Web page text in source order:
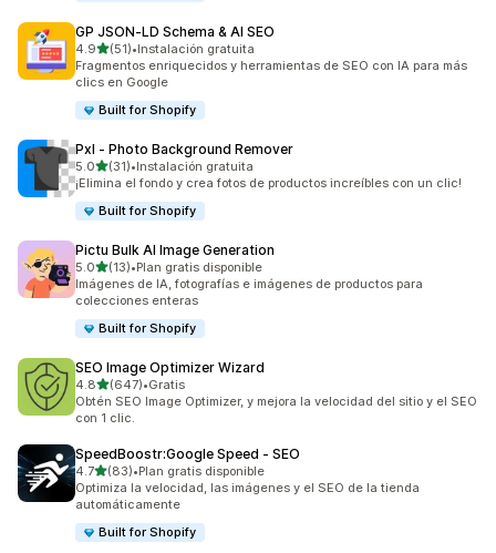
GP JSON‑LD Schema & AI SEO
4.9de 5 estrellas
(51)
51 reseñas en total
•Instalación gratuita
Fragmentos enriquecidos y herramientas de SEO con IA para más
clics en Google
Built for Shopify
Pxl ‑ Photo Background Remover
5.0de 5 estrellas
(31)
31 reseñas en total
•Instalación gratuita
¡Elimina el fondo y crea fotos de productos increíbles con un clic!
Built for Shopify
Pictu Bulk AI Image Generation
5.0de 5 estrellas
(13)
13 reseñas en total
•Plan gratis disponible
Imágenes de IA, fotografías e imágenes de productos para
colecciones enteras
Built for Shopify
SEO Image Optimizer Wizard
4.8de 5 estrellas
(647)
647 reseñas en total
•Gratis
Obtén SEO Image Optimizer, y mejora la velocidad del sitio y el SEO
con 1 clic.
SpeedBoostr:Google Speed ‑ SEO
4.7de 5 estrellas
(83)
83 reseñas en total
•Plan gratis disponible
Optimiza la velocidad, las imágenes y el SEO de la tienda
automáticamente
Built for Shopify